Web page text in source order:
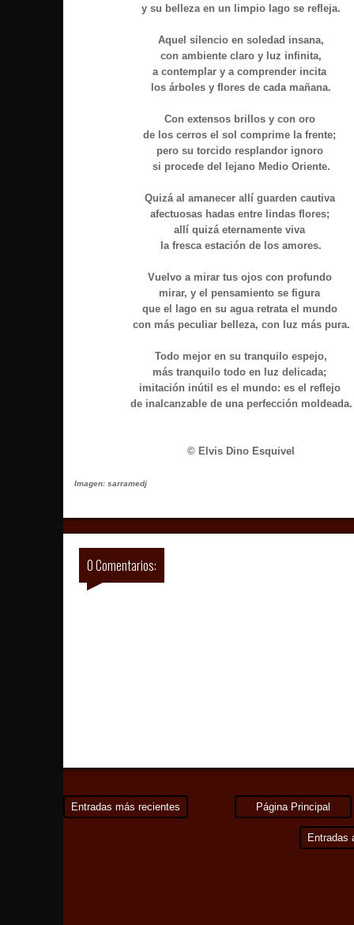
y su belleza en un limpio lago se refleja.
Aquel silencio en soledad insana,
con ambiente claro y luz infinita,
a contemplar y a comprender incita
los árboles y flores de cada mañana.
Con extensos brillos y con oro
de los cerros el sol comprime la frente;
pero su torcido resplandor ignoro
si procede del lejano Medio Oriente.
Quizá al amanecer allí guarden cautiva
afectuosas hadas entre lindas flores;
allí quizá eternamente viva
la fresca estación de los amores.
Vuelvo a mirar tus ojos con profundo
mirar, y el pensamiento se figura
que el lago en su agua retrata el mundo
con más peculiar belleza, con luz más pura.
Todo mejor en su tranquilo espejo,
más tranquilo todo en luz delicada;
imitación inútil es el mundo: es el reflejo
de inalcanzable de una perfección moldeada.
© Elvis Dino Esquivel
Imagen: sarramedj
0 Comentarios:
Entradas más recientes Página Principal
Entradas